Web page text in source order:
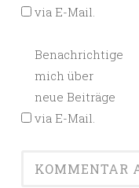
via E-Mail.
Benachrichtige
mich über
neue Beiträge
via E-Mail.